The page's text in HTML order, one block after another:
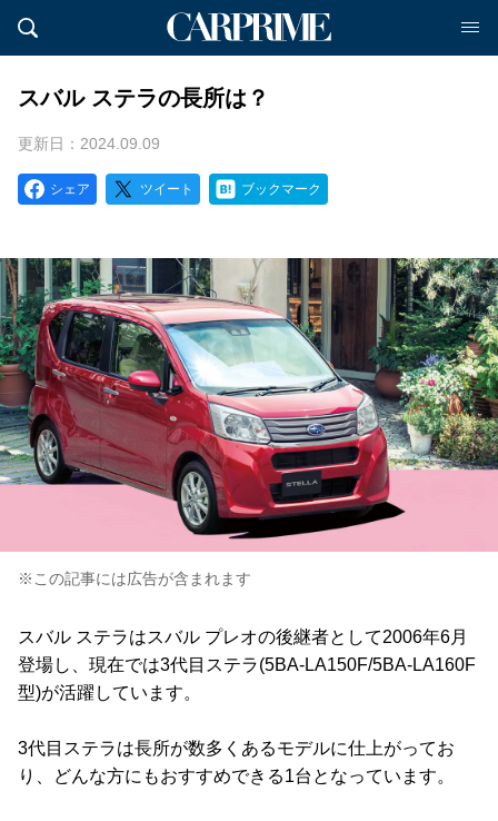
スバル ステラの長所は？
更新日：2024.09.09
シェア ツイート ブックマーク
※この記事には広告が含まれます
スバル ステラはスバル プレオの後継者として2006年6月
登場し、現在では3代目ステラ(5BA-LA150F/5BA-LA160F
型)が活躍しています。
3代目ステラは長所が数多くあるモデルに仕上がってお
り、どんな方にもおすすめできる1台となっています。